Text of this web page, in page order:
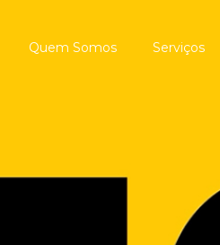
Quem Somos Serviços